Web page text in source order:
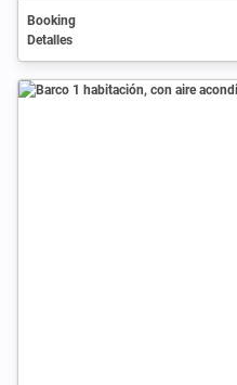
Booking
Detalles